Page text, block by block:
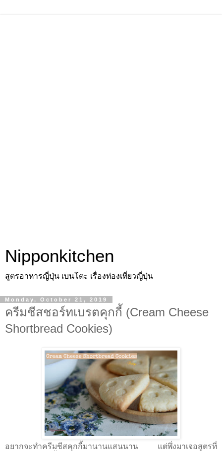
Nipponkitchen
สูตรอาหารญี่ปุ่น เบนโตะ เรื่องท่องเที่ยวญี่ปุ่น
Monday, October 21, 2019
ครีมชีสชอร์ทเบรตคุกกี้ (Cream Cheese
Shortbread Cookies)
อยากจะทำครีมชีสคุกกี้มานานแสนนาน แต่พึ่งมาเจอสูตรที่